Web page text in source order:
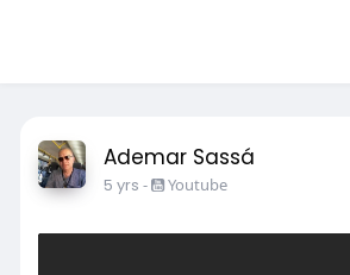
Ademar Sassá
5 yrs - Youtube